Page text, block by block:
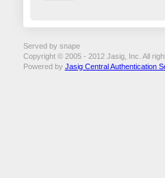
Served by snape
Copyright © 2005 - 2012 Jasig, Inc. All
Powered by Jasig Central Authentication